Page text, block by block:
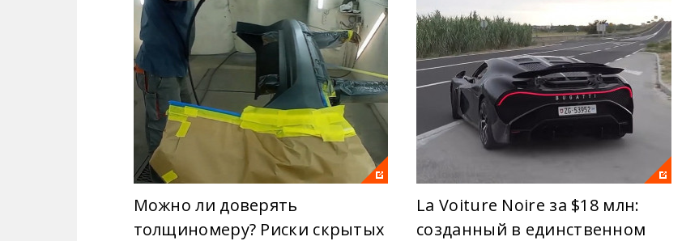
Можно ли доверять
толщиномеру? Риски скрытых
La Voiture Noire за $18 млн:
созданный в единственном